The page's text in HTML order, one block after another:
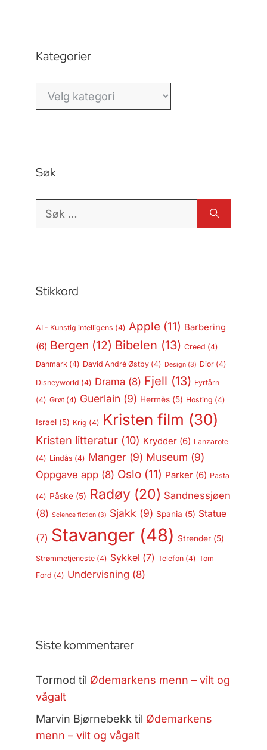
Kategorier
Kategorier
Søk
Søk
Stikkord
AI - Kunstig intelligens (4) Apple (11) Barbering
(6) Bergen (12) Bibelen (13) Creed (4)
Danmark (4) David André Østby(4) Design(3) Dior(4)
Disneyworld (4) Drama (8) Fjell (13) Fyrtårn
(4) Grøt(4) Guerlain (9) Hermès(5) Hosting (4)
Israel(5) Krig (4) Kristen film (30)
Kristen litteratur(10) Krydder(6) Lanzarote
(4) Lindås (4) Manger(9) Museum (9)
Oppgave app(8) Oslo(11) Parker(6) Pasta
(4) Påske(5) Radøy(20) Sandnessjøen
(8) Science fiction(3) Sjakk (9) Spania (5) Statue
(7) Stavanger(48) Strender(5)
Strømmetjeneste(4) Sykkel (7) Telefon(4) Tom
Ford (4) Undervisning (8)
Siste kommentarer
Tormod til Ødemarkens menn – vilt og
vågalt
Marvin Bjørnebekk til Ødemarkens
menn – vilt og vågalt